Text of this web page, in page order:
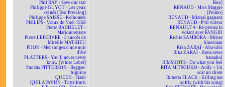
Phil RAY - Save our star
Philippe GUYOT - Les yeux
cernés [Test Pressing]
Philippe SAISSE - Kelbomek
PHILIPS - Vœux de Noël 1958
Pierre BACHELET -
Marionnettiste
Pierre LEFEBVRE - 2 succès de
Mireille MATHIEU
PIJON - Mensonges d'une nuit
d'été
PLATTERS - You'll never never
know [White Label]
Punchs PITTERSON - Reggae-
biguine
QUEEN - Flash
QUILAPAYUN - Tutti-frutti
Box]
RENAUD - Miss Maggie
[Promo]
RENAUD - Mistral gagnant
RENAUD - P'tit voleur
RENAULT 4 - Re-prenez le
volant avec FANGIO
Richie SAMBORA - Mister
bluesman
Rika ZARAÏ - Aba-nibi
Rika ZARAÏ - Hava netse
bamahol
RIMSHOTS - Do what you feel
RITA MITSOUKO - Andy + Un
soir un chien
Roberta FLACK - Killing me
softly (with his song)